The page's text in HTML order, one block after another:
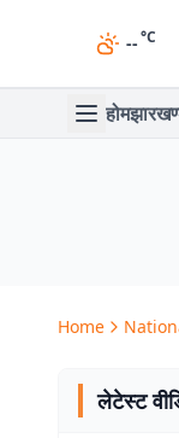
--°C
होम
Home
लेटेस्ट